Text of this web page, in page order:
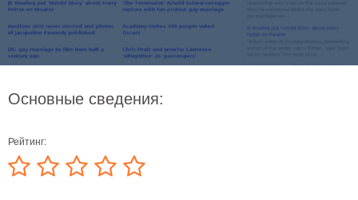
Основные сведения:
Рейтинг: